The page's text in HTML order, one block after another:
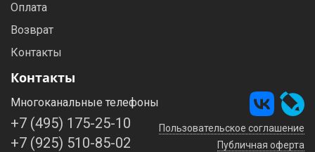
Оплата
Возврат
Контакты
Контакты
Многоканальные телефоны
+7 (495) 175-25-10
+7 (925) 510-85-02
Пользовательское соглашение
Публичная оферта